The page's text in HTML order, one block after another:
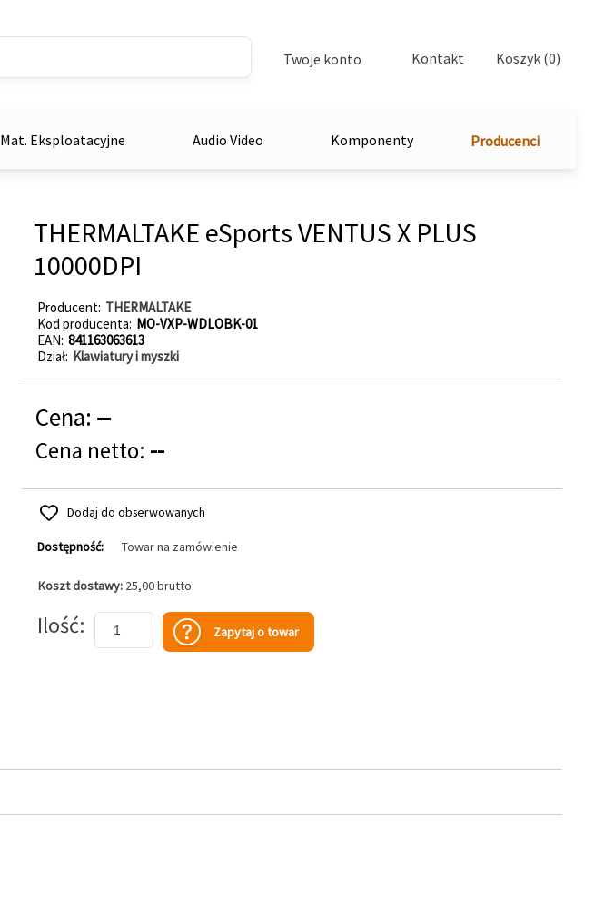
Twoje konto Kontakt Koszyk (0)
Mat. Eksploatacyjne Audio Video Komponenty Producenci
THERMALTAKE eSports VENTUS X PLUS
10000DPI
Producent THERMALTAKE
Kod producenta MO-VXP-WDLOBK-01
EAN 841163063613
Dział Klawiatury i myszki
Cena: --
Cena netto: --
Dodaj do obserwowanych
Dostępność: Towar na zamówienie
Koszt dostawy: 25,00 brutto
Ilość Zapytaj o towar